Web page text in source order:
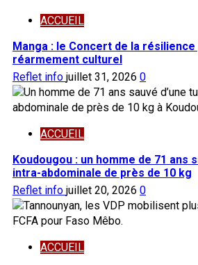
ACCUEIL
Manga : le Concert de la résilience
réarmement culturel
Reflet info juillet 31, 2026 0
ACCUEIL
Koudougou : un homme de 71 ans
intra-abdominale de près de 10 kg
Reflet info juillet 20, 2026 0
ACCUEIL